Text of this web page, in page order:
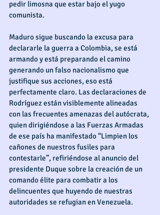
pedir limosna que estar bajo el yugo
comunista.
Maduro sigue buscando la excusa para
declararle la guerra a Colombia, se está
armando y está preparando el camino
generando un falso nacionalismo que
justifique sus acciones, eso está
perfectamente claro. Las declaraciones de
Rodríguez están visiblemente alineadas
con las frecuentes amenazas del autócrata,
quien dirigiéndose a las Fuerzas Armadas
de ese país ha manifestado “Limpien los
cañones de nuestros fusiles para
contestarle”, refiriéndose al anuncio del
presidente Duque sobre la creación de un
comando élite para combatir a los
delincuentes que huyendo de nuestras
autoridades se refugian en Venezuela.